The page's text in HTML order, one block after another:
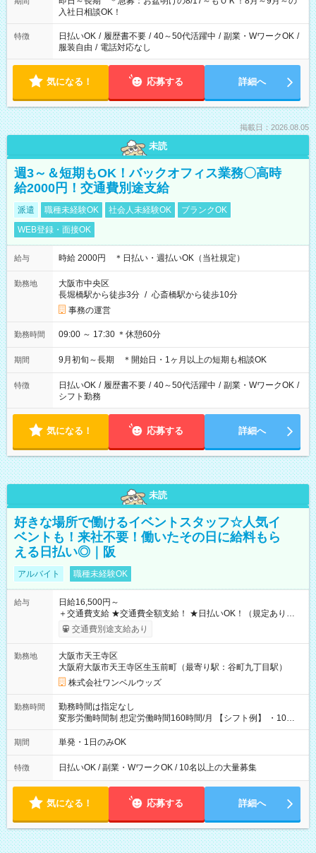
入社日相談OK！
特徴 日払いOK / 履歴書不要 / 40～50代活躍中 / 副業・WワークOK /
服装自由 / 電話対応なし
気になる！ 応募する 詳細へ
掲載日：2026.08.05
未読
週3～＆短期もOK！バックオフィス業務〇高時
給2000円！交通費別途支給
派遣 職種未経験OK 社会人未経験OK
ブランクOK
WEB登録・面接OK
給与 時給 2000円 ＊日払い・週払いOK（当社規定）
勤務地
大阪市中央区
長堀橋駅から徒歩3分 / 心斎橋駅から徒歩10分
事務の運営
勤務時間 09:00 ～ 17:30 ＊休憩60分
期間 9月初旬～長期 ＊開始日・1ヶ月以上の短期も相談OK
特徴 日払いOK / 履歴書不要 / 40～50代活躍中 / 副業・WワークOK /
シフト勤務
気になる！ 応募する 詳細へ
未読
好きな場所で働けるイベントスタッフ☆人気イ
ベントも！来社不要！働いたその日に給料もら
える日払い◎｜阪
アルバイト 職種未経験OK
給与
日給16,500円～
＋交通費支給 ★交通費全額支給！ ★日払いOK！（規定あり） ┗
働いたその日に現金GET♪ お仕事後はコンビニATMから 日払
交通費別途支給あり
勤務地
大阪市天王寺区
大阪府大阪市天王寺区生玉前町（最寄り駅：谷町九丁目駅）
株式会社ワンベルウッズ
勤務時間
勤務時間は指定なし
変形労働時間制 想定労働時間160時間/月 【シフト例】 ・10：
00～20：00
期間 単発・1日のみOK
特徴 日払いOK / 副業・WワークOK / 10名以上の大量募集
気になる！ 応募する 詳細へ